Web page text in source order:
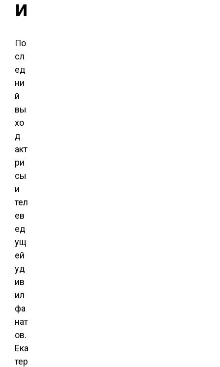
и
По
сл
ед
ни
й
вы
хо
д
акт
ри
сы
и
тел
ев
ед
ущ
ей
уд
ив
ил
фа
нат
ов.
Ека
тер